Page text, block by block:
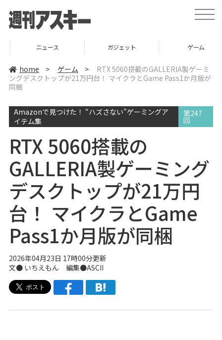
t
o
e
v
i
ニュース ガジェット ゲーム
home > ゲーム >
RTX 5060搭載のGALLERIA製ゲーミ
ングデスクトップが21万円台！ マイクラとGame Pass1か月版が
同梱
Amazonで見つけた！ “ハズさない”ゲーミングア
イテム集
第247
回
RTX 5060搭載の
GALLERIA製ゲーミング
デスクトップが21万円
台！ マイクラとGame
Pass1か月版が同梱
2026年04月23日 17時00分更新
文● いちえもん 編集●ASCII